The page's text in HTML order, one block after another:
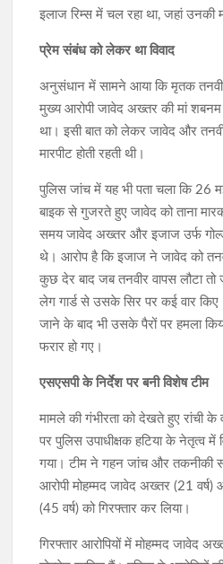
इलाज रिम्स में चल रहा था, जहां उनकी
प्रेम संबंध को लेकर था विवाद
अनुसंधान में सामने आया कि मृतक
मुख्य आरोपी जावेद अख्तर की मां
था। इसी बात को लेकर जावेद और
मारपीट होती रहती थी।
पुलिस जांच में यह भी पता चला कि 26
बाइक से गुजरते हुए जावेद को ताना
समय जावेद अख्तर और इजाज उर्फ
थे। आरोप है कि इजाज ने जावेद को
कुछ देर बाद जब तनवीर वापस लौटा
लेग गार्ड से उसके सिर पर कई वार
जाने के बाद भी उसके पैरों पर हमला
फरार हो गए।
एसएसपी के निर्देश पर बनी विशेष टीम
मामले की गंभीरता को देखते हुए रांची के
पर पुलिस उपाधीक्षक हटिया के नेतृत्व में
गया। टीम ने गहन जांच और तकनीकी
आरोपी मोहम्मद जावेद अख्तर (21 वर्ष)
(45 वर्ष) को गिरफ्तार कर लिया।
गिरफ्तार आरोपियों में मोहम्मद जावेद